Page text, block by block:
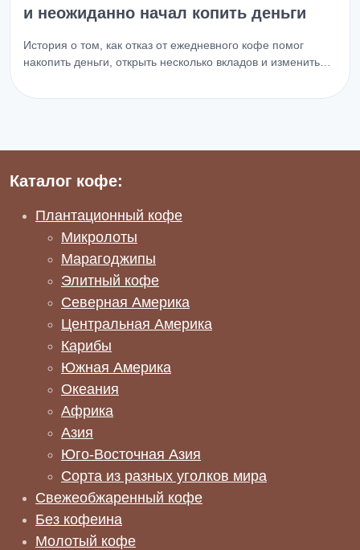
и неожиданно начал копить деньги
История о том, как отказ от ежедневного кофе помог
накопить деньги, открыть несколько вкладов и изменить…
Каталог кофе:
Плантационный кофе
Микролоты
Марагоджипы
Элитный кофе
Северная Америка
Центральная Америка
Карибы
Южная Америка
Океания
Африка
Азия
Юго-Восточная Азия
Сорта из разных уголков мира
Свежеобжаренный кофе
Без кофеина
Молотый кофе